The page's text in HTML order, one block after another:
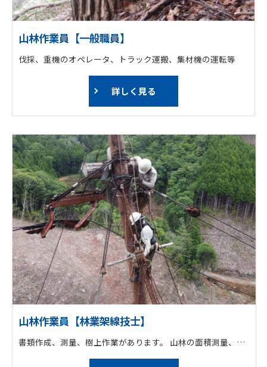
山林作業員【一般職員】
伐採、重機のオペレータ、トラック運搬、集材機の運転等
詳しく見る
山林作業員【林業架線技士】
書類作成、測量、樹上作業があります。 山林の面積測量、毎木調査等、施業を行ううえで必要な調査を行います。 また、森林の環境状態を把握するために、植生調査も行っています。